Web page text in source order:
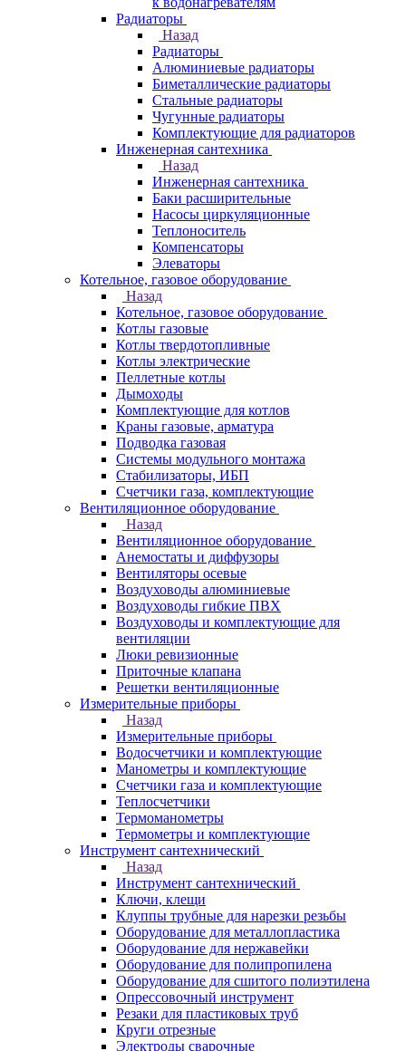
Радиаторы
Назад
Радиаторы
Алюминиевые радиаторы
Биметаллические радиаторы
Стальные радиаторы
Чугунные радиаторы
Комплектующие для радиаторов
Инженерная сантехника
Назад
Инженерная сантехника
Баки расширительные
Насосы циркуляционные
Теплоноситель
Компенсаторы
Элеваторы
Котельное, газовое оборудование
Назад
Котельное, газовое оборудование
Котлы газовые
Котлы твердотопливные
Котлы электрические
Пеллетные котлы
Дымоходы
Комплектующие для котлов
Краны газовые, арматура
Подводка газовая
Системы модульного монтажа
Стабилизаторы, ИБП
Счетчики газа, комплектующие
Вентиляционное оборудование
Назад
Вентиляционное оборудование
Анемостаты и диффузоры
Вентиляторы осевые
Воздуховоды алюминиевые
Воздуховоды гибкие ПВХ
Воздуховоды и комплектующие для
вентиляции
Люки ревизионные
Приточные клапана
Решетки вентиляционные
Измерительные приборы
Назад
Измерительные приборы
Водосчетчики и комплектующие
Манометры и комплектующие
Счетчики газа и комплектующие
Теплосчетчики
Термоманометры
Термометры и комплектующие
Инструмент сантехнический
Назад
Инструмент сантехнический
Ключи, клещи
Клуппы трубные для нарезки резьбы
Оборудование для металлопластика
Оборудование для нержавейки
Оборудование для полипропилена
Оборудование для сшитого полиэтилена
Опрессовочный инструмент
Резаки для пластиковых труб
Круги отрезные
Электроды сварочные